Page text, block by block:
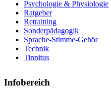
Psychologie & Physiologie
Ratgeber
Retraining
Sonderpädagogik
Sprache-Stimme-Gehör
Technik
Tinnitus
Infobereich